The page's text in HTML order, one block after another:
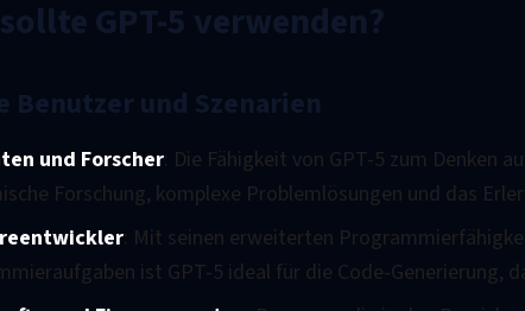
GPT-5 verwenden?
Benutzer und Szenarien
und Forscher: Die Fähigkeit von GPT-5 zum Denken
Forschung, komplexe Problemlösungen und das
: Mit seinen erweiterten
ist GPT-5 ideal für die Code-Generierung,